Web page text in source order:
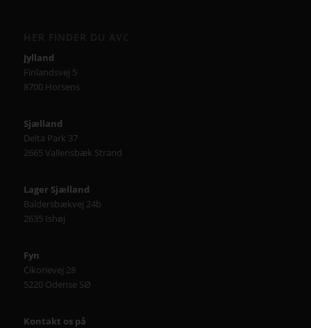
Jylland
Finlandsvej 5
8700 Horsens
Sjælland
Delta Park 37
2665 Vallensbæk Strand
Lager Sjælland
Baldersbækvej 24b
2635 Ishøj
Fyn
Cikorievej 28
5220 Odense SØ
Kontakt os på